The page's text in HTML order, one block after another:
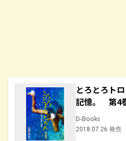
とろとろト
記憶。 第4
D-Books
2018.07.26 発売